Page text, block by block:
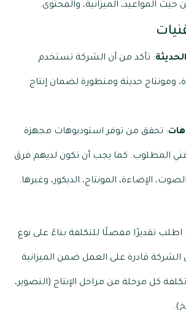
المواعيد، الميزانية، والمحتوى.
: تأكد من أن الشركة تستخدم
ومونتاج حديثة ومتطورة لضمان إنتاج
: تحقق من توفر استوديوهات مجهزة
المطلوب. كما يجب أن تكون لديهم فرق
الإضاءة، المونتاج، الديكور، وغيرها.
: اطلب تقديرًا مفصلًا للتكلفة بناءً على نوع
قادرة على العمل ضمن الميزانية
كل مرحلة من مراحل الإنتاج (التصوير،